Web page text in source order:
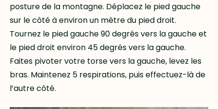
posture de la montagne. Déplacez le pied gauche
sur le côté à environ un mètre du pied droit.
Tournez le pied gauche 90 degrés vers la gauche et
le pied droit environ 45 degrés vers la gauche.
Faites pivoter votre torse vers la gauche, levez les
bras. Maintenez 5 respirations, puis effectuez-là de
l’autre côté.